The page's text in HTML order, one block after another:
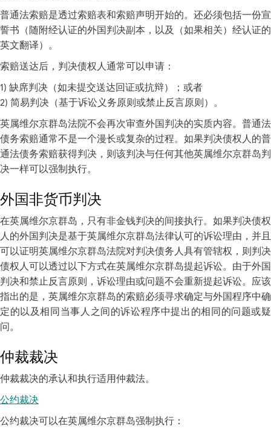
普通法索赔是透过索赔表和索赔声明开始的。还必须包括一份宣
誓书（随附经认证的外国判决副本，以及（如果相关）经认证的
英文翻译）。
索赔送达后，判决债权人通常可以申请：
1) 缺席判决（如未提交送达回证或抗辩）；或者
2) 简易判决（基于诉讼义务原则或禁止反言原则）。
英属维尔京群岛法院不会再次审查外国判决的实质内容。普通法
债务索赔通常不是一个漫长或复杂的过程。如果判决债权人的普
通法债务索赔获得判决，则该判决与任何其他英属维尔京群岛判
决一样可以强制执行。
外国非货币判决
在英属维尔京群岛，只有非金钱判决的间接执行。如果判决债权
人的外国判决是基于英属维尔京群岛法律认可的诉讼理由，并且
可以证明英属维尔京群岛法院对判决债务人具有管辖权，则判决
债权人可以透过以下方式在英属维尔京群岛提起诉讼。由于外国
判决和禁止反言原则，诉讼理由或问题不会重新提起诉讼。应该
指出的是，英属维尔京群岛的索赔必须寻求确定与外国程序中确
定的以及相同当事人之间的诉讼程序中提出的相同的问题或疑
问。
仲裁裁决
仲裁裁决的承认和执行适用仲裁法。
公约裁决
公约裁决可以在英属维尔京群岛强制执行：